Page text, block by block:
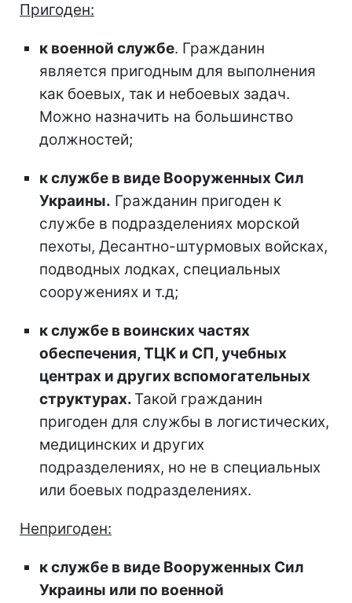
Пригоден:
к военной службе. Гражданин
является пригодным для выполнения
как боевых, так и небоевых задач.
Можно назначить на большинство
должностей;
к службе в виде Вооруженных Сил
Украины. Гражданин пригоден к
службе в подразделениях морской
пехоты, Десантно-штурмовых войсках,
подводных лодках, специальных
сооружениях и т.д;
к службе в воинских частях
обеспечения, ТЦК и СП, учебных
центрах и других вспомогательных
структурах. Такой гражданин
пригоден для службы в логистических,
медицинских и других
подразделениях, но не в специальных
или боевых подразделениях.
Непригоден:
к службе в виде Вооруженных Сил
Украины или по военной